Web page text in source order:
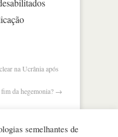
na Ucrânia após
da hegemonia? →
semelhantes de